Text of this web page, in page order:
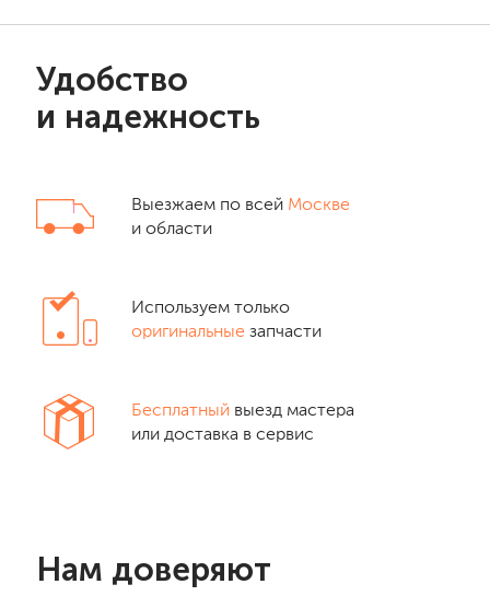
Удобство
и надежность
Выезжаем по всей Москве
и области
Используем только
оригинальные запчасти
Бесплатный выезд мастера
или доставка в сервис
Нам доверяют